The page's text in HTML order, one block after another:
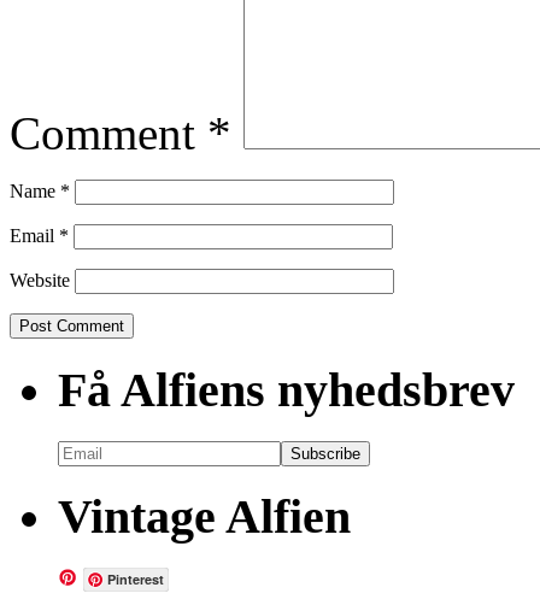
Comment *
Name *
Email *
Website
Få Alfiens nyhedsbrev
Vintage Alfien
Pinterest